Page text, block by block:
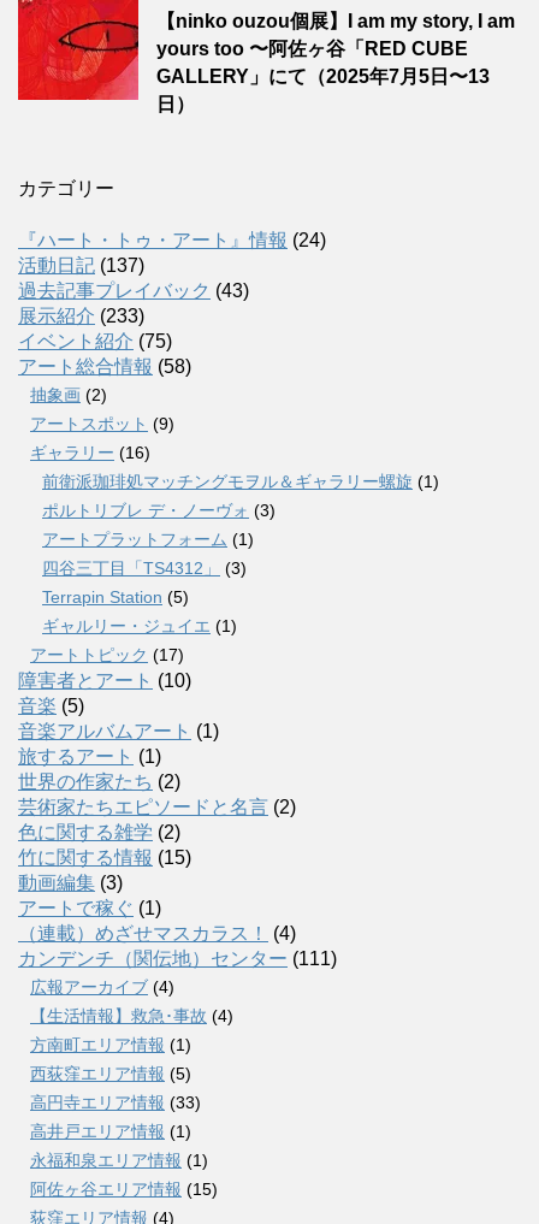
【ninko ouzou個展】I am my story, I am
yours too 〜阿佐ヶ谷「RED CUBE
GALLERY」にて（2025年7月5日〜13
日）
カテゴリー
『ハート・トゥ・アート』情報 (24)
活動日記 (137)
過去記事プレイバック (43)
展示紹介 (233)
イベント紹介 (75)
アート総合情報 (58)
抽象画 (2)
アートスポット (9)
ギャラリー (16)
前衛派珈琲処マッチングモヲル＆ギャラリー螺旋 (1)
ポルトリブレ デ・ノーヴォ (3)
アートプラットフォーム (1)
四谷三丁目「TS4312」
(3)
Terrapin Station (5)
ギャルリー・ジュイエ (1)
アートトピック (17)
障害者とアート (10)
音楽 (5)
音楽アルバムアート (1)
旅するアート (1)
世界の作家たち (2)
芸術家たちエピソードと名言 (2)
色に関する雑学 (2)
竹に関する情報 (15)
動画編集 (3)
アートで稼ぐ (1)
（連載）めざせマスカラス！
(4)
カンデンチ（関伝地）センター (111)
広報アーカイブ (4)
【生活情報】救急･事故 (4)
方南町エリア情報 (1)
西荻窪エリア情報 (5)
高円寺エリア情報 (33)
高井戸エリア情報 (1)
永福和泉エリア情報 (1)
阿佐ヶ谷エリア情報 (15)
荻窪エリア情報 (4)